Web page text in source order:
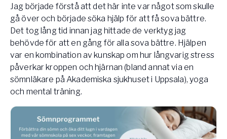
Jag började förstå att det här inte var något som skulle
gå över och började söka hjälp för att få sova bättre.
Det tog lång tid innan jag hittade de verktyg jag
behövde för att en gång för alla sova bättre. Hjälpen
var en kombination av kunskap om hur långvarig stress
påverkar kroppen och hjärnan (bland annat via en
sömnläkare på Akademiska sjukhuset i Uppsala), yoga
och mental träning.